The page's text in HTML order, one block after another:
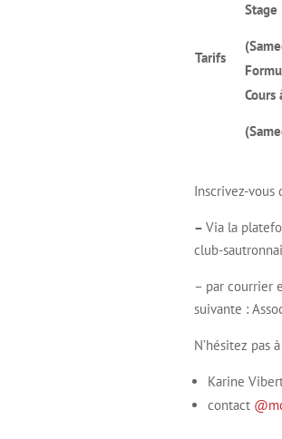
Tarifs
Cours
Inscrivez-vous
– Via la
club-
– par courrier
suivante :
N’hésitez pas
Karine
contact